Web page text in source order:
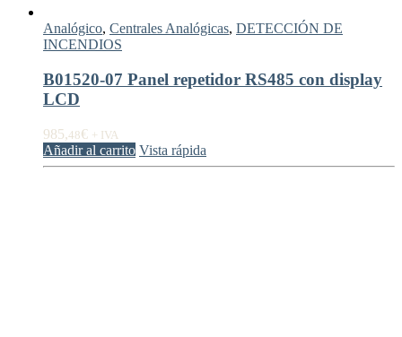
Analógico, Centrales Analógicas, DETECCIÓN DE
INCENDIOS
B01520-07 Panel repetidor RS485 con display
LCD
985,48€ + IVA
Añadir al carrito Vista rápida